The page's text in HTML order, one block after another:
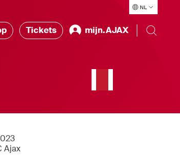
NL
Tickets mijn.AJAX
Ajax